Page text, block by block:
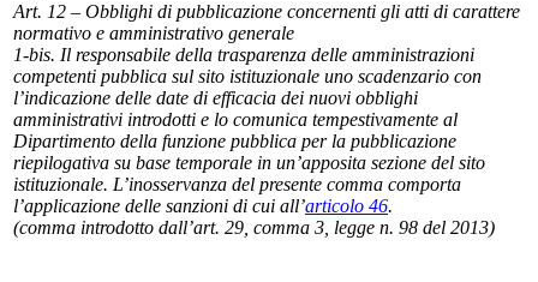
Art. 12 – Obblighi di pubblicazione concernenti gli atti di carattere
normativo e amministrativo generale
1-bis. Il responsabile della trasparenza delle amministrazioni
competenti pubblica sul sito istituzionale uno scadenzario con
l’indicazione delle date di efficacia dei nuovi obblighi
amministrativi introdotti e lo comunica tempestivamente al
Dipartimento della funzione pubblica per la pubblicazione
riepilogativa su base temporale in un’apposita sezione del sito
istituzionale. L’inosservanza del presente comma comporta
l’applicazione delle sanzioni di cui all’articolo 46.
(comma introdotto dall’art. 29, comma 3, legge n. 98 del 2013)